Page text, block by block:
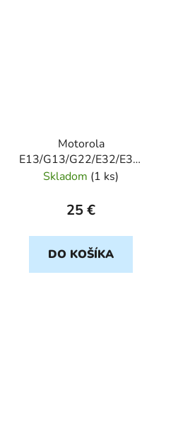
Motorola
E13/G13/G22/E32/E32s
5000mAh Orig_BAT-
Skladom (1 ks)
25 €
DO KOŠÍKA